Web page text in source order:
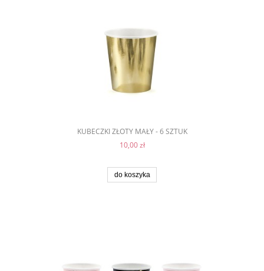
KUBECZKI ZŁOTY MAŁY - 6 SZTUK
10,00 zł
do koszyka